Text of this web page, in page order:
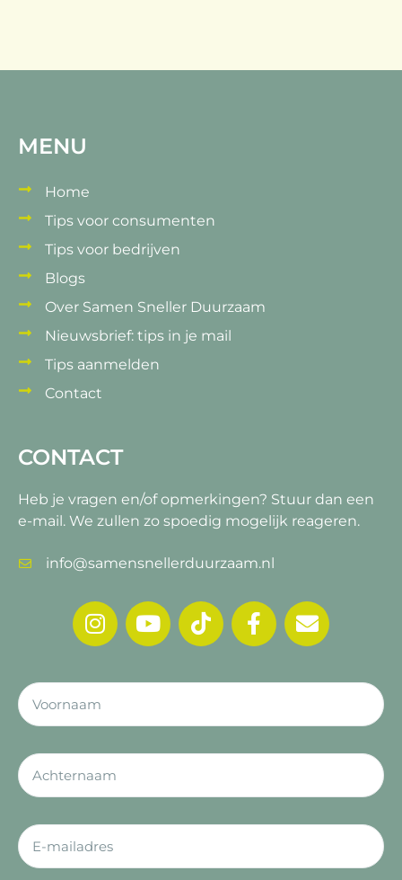
MENU
Home
Tips voor consumenten
Tips voor bedrijven
Blogs
Over Samen Sneller Duurzaam
Nieuwsbrief: tips in je mail
Tips aanmelden
Contact
CONTACT
Heb je vragen en/of opmerkingen? Stuur dan een
e-mail. We zullen zo spoedig mogelijk reageren.
info@samensnellerduurzaam.nl